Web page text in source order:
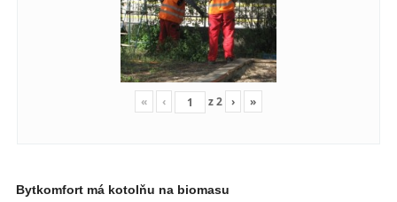
« ‹ z2 › »
Bytkomfort má kotolňu na biomasu